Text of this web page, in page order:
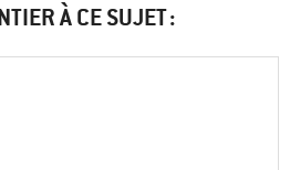
À CE SUJET :